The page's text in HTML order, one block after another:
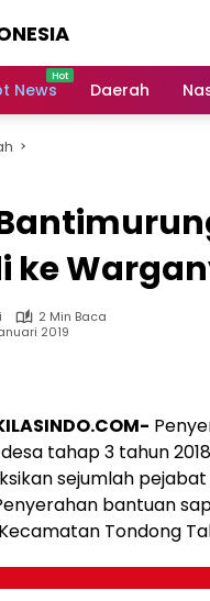
News Daerah
ke
2 Min Baca
2019
tahap 3 tahun
sejumlah
bantuan
Tondong